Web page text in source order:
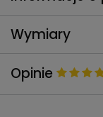
Wymiary
Opinie